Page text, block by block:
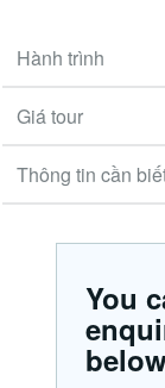
Hành trình
Giá tour
Thông tin cần
You